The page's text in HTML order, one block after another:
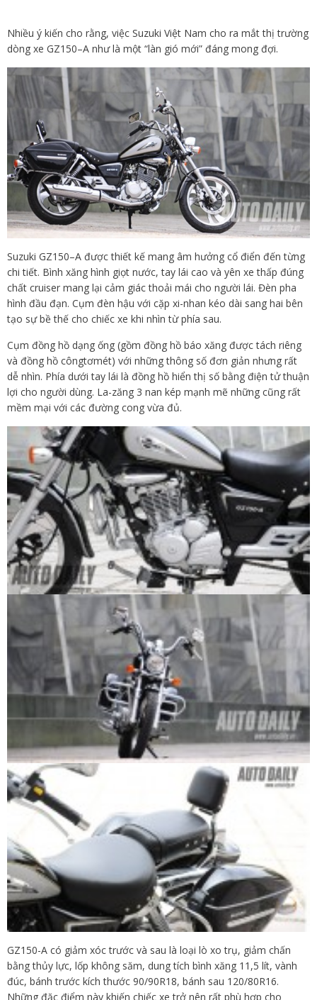
Nhiều ý kiến cho rằng, việc Suzuki Việt Nam cho ra mắt thị trường
dòng xe GZ150–A như là một “làn gió mới” đáng mong đợi.
Suzuki GZ150–A được thiết kế mang âm hưởng cổ điển đến từng
chi tiết. Bình xăng hình giọt nước, tay lái cao và yên xe thấp đúng
chất cruiser mang lại cảm giác thoải mái cho người lái. Đèn pha
hình đầu đạn. Cụm đèn hậu với cặp xi-nhan kéo dài sang hai bên
tạo sự bề thế cho chiếc xe khi nhìn từ phía sau.
Cụm đồng hồ dạng ống (gồm đồng hồ báo xăng được tách riêng
và đồng hồ côngtơmét) với những thông số đơn giản nhưng rất
dễ nhìn. Phía dưới tay lái là đồng hồ hiển thị số bằng điện tử thuận
lợi cho người dùng. La-zăng 3 nan kép mạnh mẽ những cũng rất
mềm mại với các đường cong vừa đủ.
GZ150-A có giảm xóc trước và sau là loại lò xo trụ, giảm chấn
bằng thủy lực, lốp không săm, dung tích bình xăng 11,5 lít, vành
đúc, bánh trước kích thước 90/90R18, bánh sau 120/80R16.
Những đặc điểm này khiến chiếc xe trở nên rất phù hợp cho